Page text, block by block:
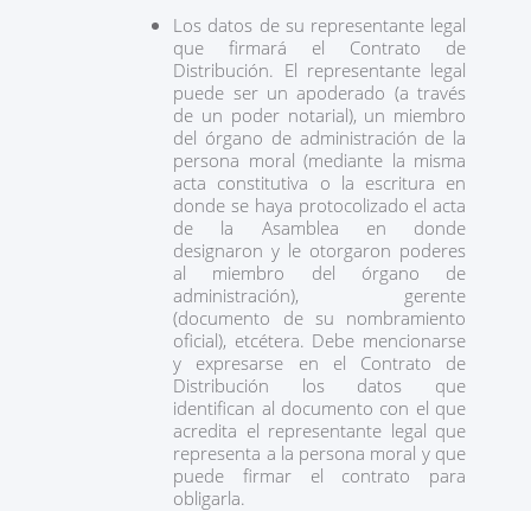
Los datos de su representante legal
que firmará el Contrato de
Distribución. El representante legal
puede ser un apoderado (a través
de un poder notarial), un miembro
del órgano de administración de la
persona moral (mediante la misma
acta constitutiva o la escritura en
donde se haya protocolizado el acta
de la Asamblea en donde
designaron y le otorgaron poderes
al miembro del órgano de
administración), gerente
(documento de su nombramiento
oficial), etcétera. Debe mencionarse
y expresarse en el Contrato de
Distribución los datos que
identifican al documento con el que
acredita el representante legal que
representa a la persona moral y que
puede firmar el contrato para
obligarla.